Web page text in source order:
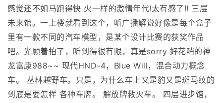
感觉还不如马跑得快 火一样的激情年代!太有感了!! 三层
未来馆。一上楼就看到这个，听广播解说好像是每个盒子
里有一款不同的汽车模型，是某个设计比赛的获奖作品
吧。光顾着拍了，听到得很有限，真是sorry 好花哨的神
龙富康988~~ 现代HND-4，Blue Will，混合动力概念
车。 丛林越野车。只是，为什么车上又是豹又是斑马纹的
到底是要怎样 各种车牌。 解放牌救火车。 四层进步馆，